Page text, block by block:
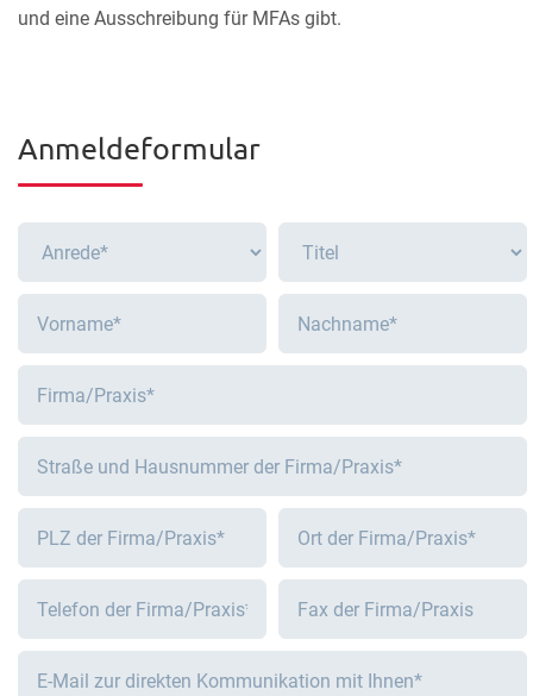
und eine Ausschreibung für MFAs gibt.
Anmeldeformular